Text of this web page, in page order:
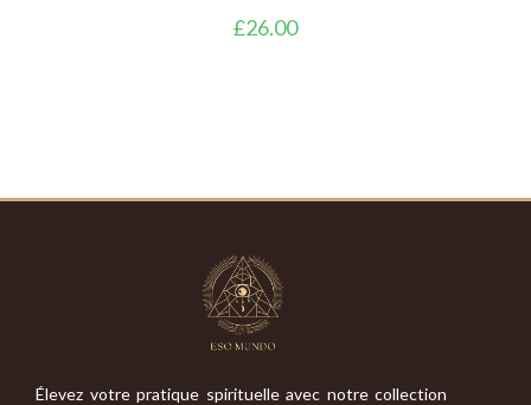
£26.00
Élevez votre pratique spirituelle avec notre collection